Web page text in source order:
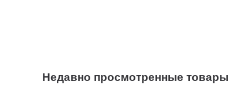
Недавно просмотренные товары